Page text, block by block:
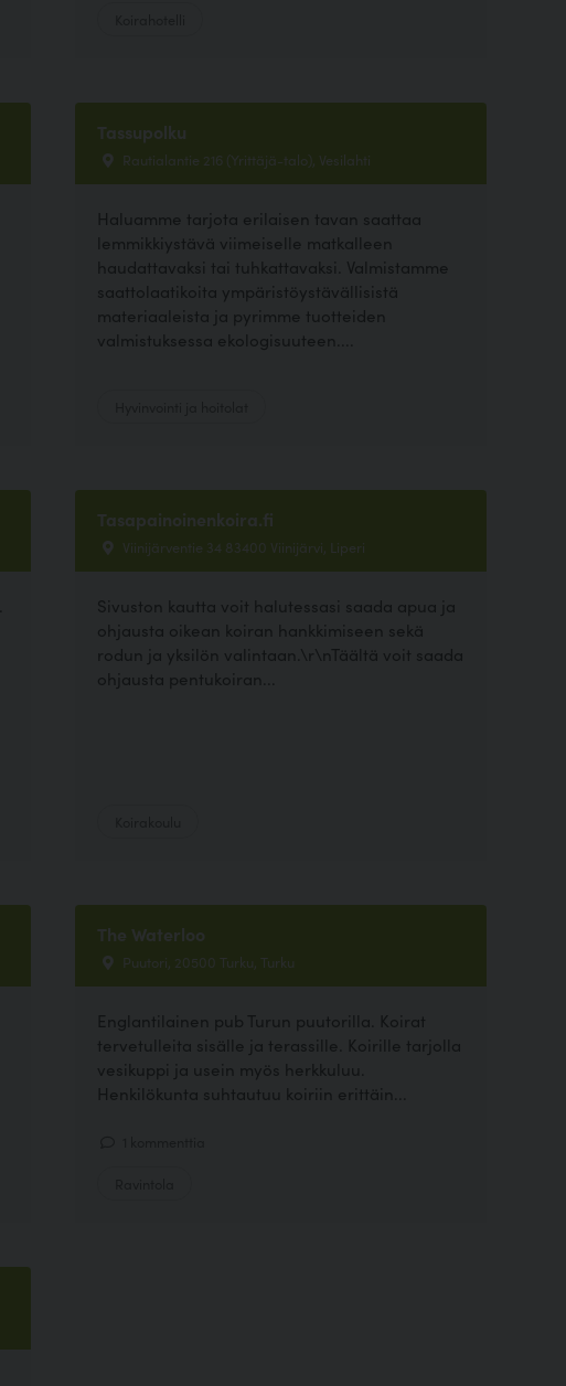
Tassupolku
Rautialantie 216 (Yrittäjä-talo), Vesilahti
Haluamme tarjota erilaisen tavan saattaa
lemmikkiystävä viimeiselle matkalleen
haudattavaksi tai tuhkattavaksi. Valmistamme
saattolaatikoita ympäristöystävällisistä
materiaaleista ja pyrimme tuotteiden
valmistuksessa ekologisuuteen....
Tasapainoinenkoira.fi
Viinijärventie 34 83400 Viinijärvi, Liperi
Sivuston kautta voit halutessasi saada apua ja
ohjausta oikean koiran hankkimiseen sekä
rodun ja yksilön valintaan.\r\nTäältä voit saada
ohjausta pentukoiran...
The Waterloo
Puutori, 20500 Turku, Turku
Englantilainen pub Turun puutorilla. Koirat
tervetulleita sisälle ja terassille. Koirille tarjolla
vesikuppi ja usein myös herkkuluu.
Henkilökunta suhtautuu koiriin erittäin...